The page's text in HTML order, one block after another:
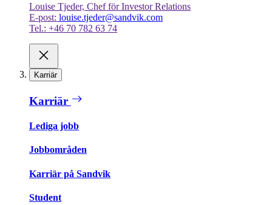
Louise Tjeder, Chef för Investor Relations
E-post: louise.tjeder@sandvik.com
Tel.: +46 70 782 63 74
Karriär
Karriär
Lediga jobb
Jobbområden
Karriär på Sandvik
Student